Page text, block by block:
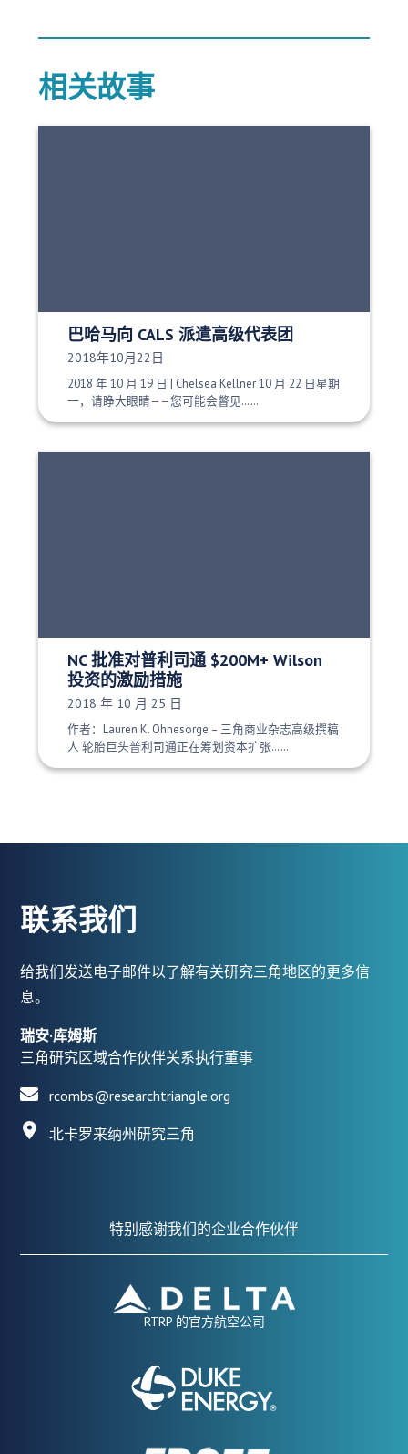
相关故事
巴哈马向 CALS 派遣高级代表团
发布日期：
2018年10月22日
2018 年 10 月 19 日 | Chelsea Kellner 10 月 22 日星期
一，请睁大眼睛——您可能会瞥见……
NC 批准对普利司通 $200M+ Wilson
投资的激励措施
发布日期：
2018 年 10 月 25 日
作者：Lauren K. Ohnesorge – 三角商业杂志高级撰稿
人 轮胎巨头普利司通正在筹划资本扩张……
联系我们
给我们发送电子邮件以了解有关研究三角地区的更多信
息。
瑞安·库姆斯
三角研究区域合作伙伴关系执行董事
rcombs@researchtriangle.org
北卡罗来纳州研究三角
特别感谢我们的企业合作伙伴
RTRP 的官方航空公司